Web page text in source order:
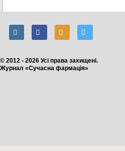
© 2012 - 2026 Усі права захищені.
Журнал «Сучасна фармація»